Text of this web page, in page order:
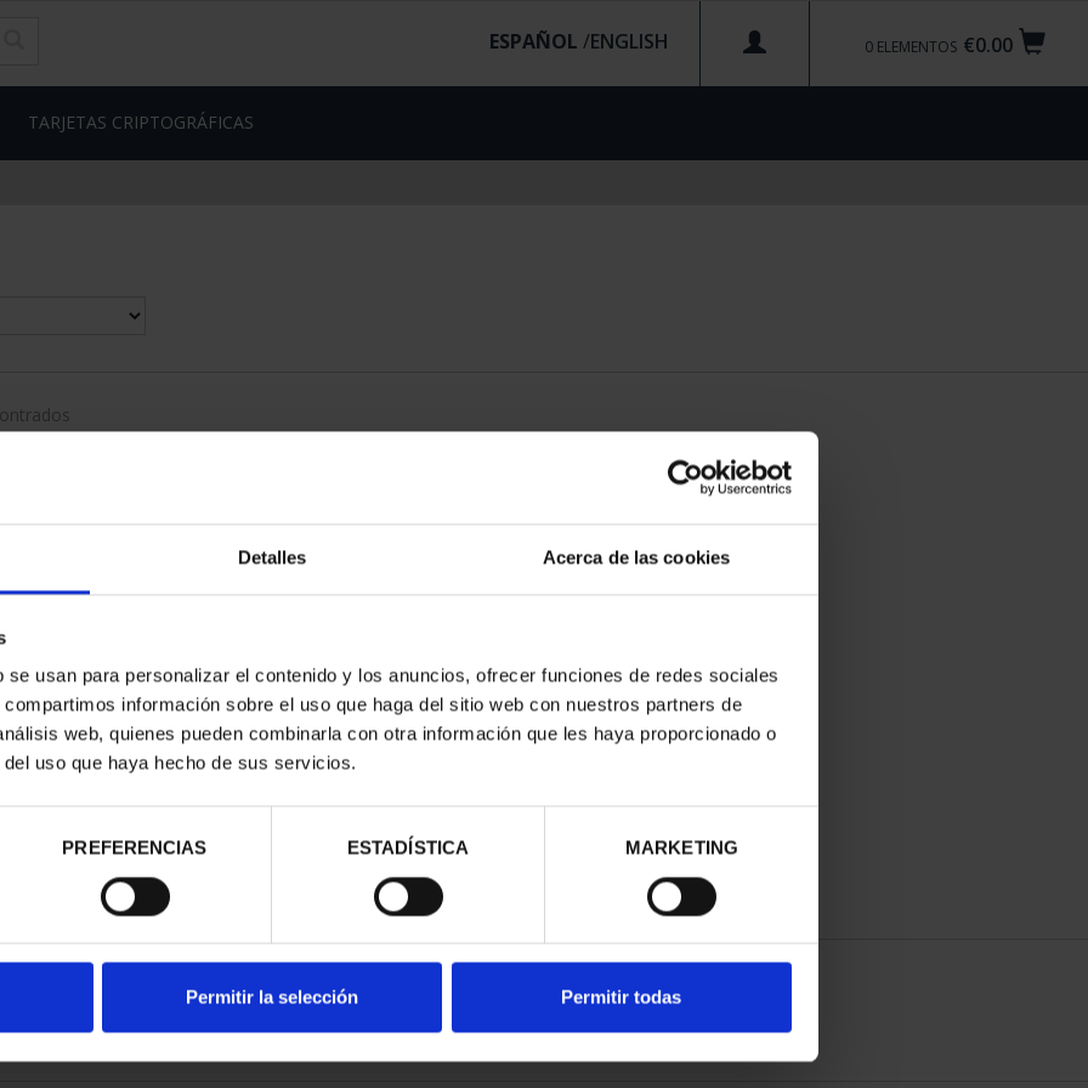
Detalles Acerca de las cookies
usan para personalizar el contenido y los anuncios, ofrecer funciones de redes sociales
información sobre el uso que haga del sitio web con nuestros partners de
web, quienes pueden combinarla con otra información que les haya proporcionado o
uso que haya hecho de sus servicios.
PREFERENCIAS ESTADÍSTICA MARKETING
Permitir la selección Permitir todas
€0.00
0 ELEMENTOS
ESPAÑOL /
TARJETAS CRIPTOGRÁFICAS
II -